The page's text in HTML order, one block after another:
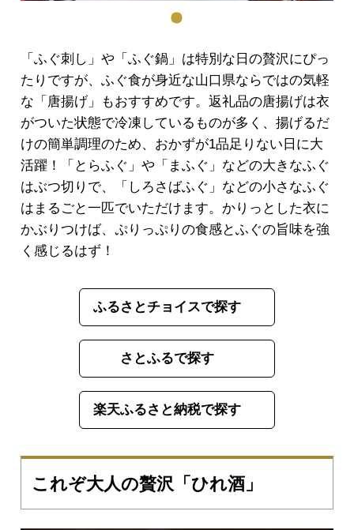
「ふぐ刺し」や「ふぐ鍋」は特別な日の贅沢にぴっ
たりですが、ふぐ食が身近な山口県ならではの気軽
な「唐揚げ」もおすすめです。返礼品の唐揚げは衣
がついた状態で冷凍しているものが多く、揚げるだ
けの簡単調理のため、おかずが1品足りない日に大
活躍！「とらふぐ」や「まふぐ」などの大きなふぐ
はぶつ切りで、「しろさばふぐ」などの小さなふぐ
はまるごと一匹でいただけます。かりっとした衣に
かぶりつけば、ぷりっぷりの食感とふぐの旨味を強
く感じるはず！
ふるさとチョイスで探す
さとふるで探す
楽天ふるさと納税で探す
これぞ大人の贅沢「ひれ酒」